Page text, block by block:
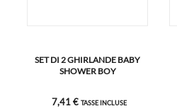
SET DI 2 GHIRLANDE BABY
SHOWER BOY
7,41 € TASSE INCLUSE